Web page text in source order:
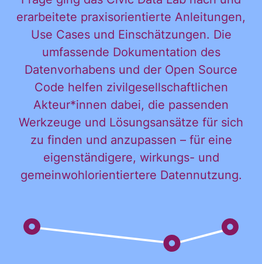
KONTAKT
erarbeitete praxisorientierte Anleitungen,
Use Cases und Einschätzungen. Die
umfassende Dokumentation des
Datenvorhabens und der Open Source
Code helfen zivilgesellschaftlichen
Akteur*innen dabei, die passenden
Werkzeuge und Lösungsansätze für sich
zu finden und anzupassen – für eine
eigenständigere, wirkungs- und
gemeinwohlorientiertere Datennutzung.